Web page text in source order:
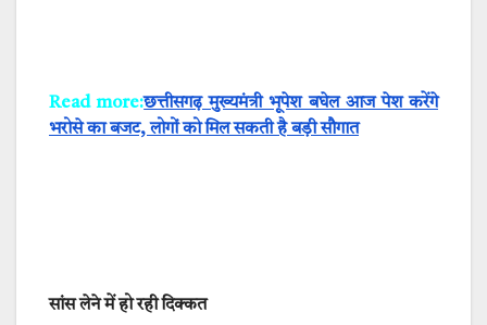
Read more:छत्तीसगढ़ मुख्यमंत्री भूपेश बघेल आज पेश करेंगे
भरोसे का बजट, लोगों को मिल सकती है बड़ी सौगात
सांस लेने में हो रही दिक्कत